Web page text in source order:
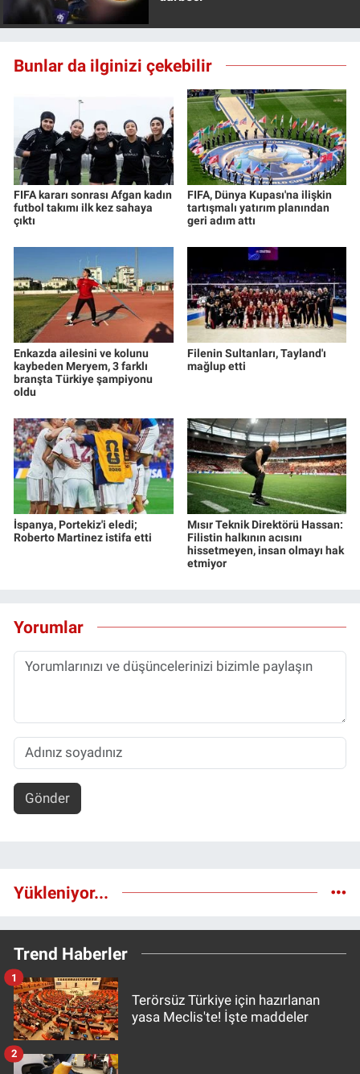
Bunlar da ilginizi çekebilir
FIFA kararı sonrası Afgan kadın
futbol takımı ilk kez sahaya
çıktı
FIFA, Dünya Kupası'na ilişkin
tartışmalı yatırım planından
geri adım attı
Enkazda ailesini ve kolunu
kaybeden Meryem, 3 farklı
branşta Türkiye şampiyonu
oldu
Filenin Sultanları, Tayland'ı
mağlup etti
İspanya, Portekiz'i eledi;
Roberto Martinez istifa etti
Mısır Teknik Direktörü Hassan:
Filistin halkının acısını
hissetmeyen, insan olmayı hak
etmiyor
Yorumlar
Gönder
Yükleniyor...
Trend Haberler
Terörsüz Türkiye için hazırlanan
yasa Meclis'te! İşte maddeler
1
2